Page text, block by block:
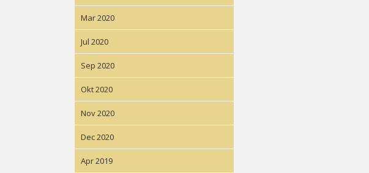
Mar 2020
Jul 2020
Sep 2020
Okt 2020
Nov 2020
Dec 2020
Apr 2019